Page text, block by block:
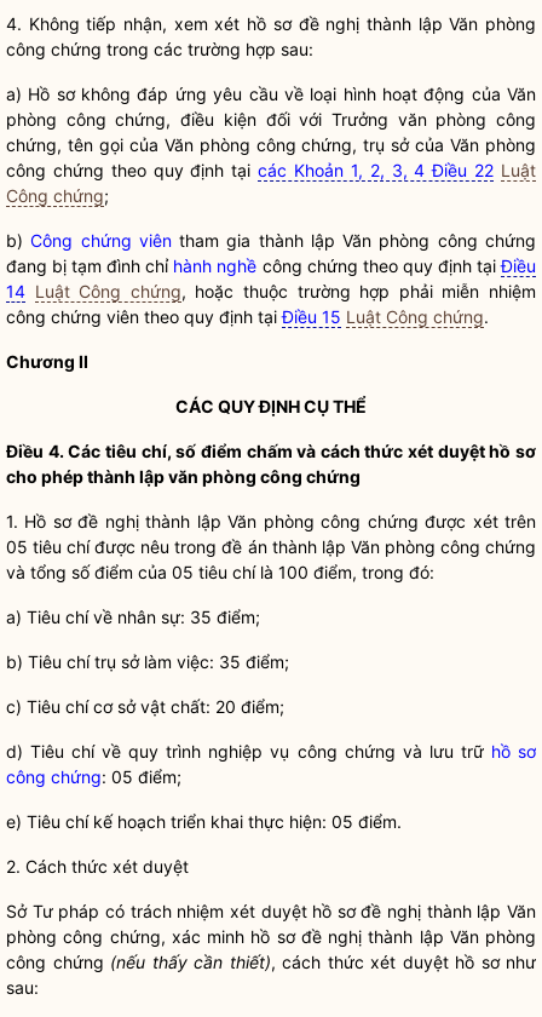
4. Không tiếp nhận, xem xét hồ sơ đề nghị thành lập Văn phòng
công chứng trong các trường hợp sau:
a) Hồ sơ không đáp ứng yêu cầu về loại hình hoạt động của Văn
phòng công chứng, điều kiện đối với Trưởng văn phòngcông
chứng, tên gọi của Văn phòng công chứng, trụ sở của Văn phòng
công chứng theo quy định tạicác Khoản 1, 2, 3, 4 Điều 22 Luật
Công chứng;
b)Công chứng viêntham gia thành lập Văn phòng công chứng
đang bị tạm đình chỉ hành nghề công chứng theo quy định tạiĐiều
14 Luật Công chứng, hoặc thuộc trường hợp phải miễn nhiệm
công chứng viên theo quy định tạiĐiều 15 Luật Công chứng.
Chương II
CÁC QUY ĐỊNH CỤ THỂ
Điều 4. Các tiêu chí, số điểm chấm và cách thức xét duyệt hồ sơ
cho phép thành lập văn phòng công chứng
1. Hồ sơ đề nghị thành lập Văn phòngcông chứng được xét trên
05 tiêu chí được nêu trong đề án thành lập Văn phòng công chứng
và tổng số điểm của 05 tiêu chí là 100 điểm, trong đó:
a) Tiêu chí về nhân sự: 35 điểm;
b) Tiêu chí trụ sở làm việc: 35 điểm;
c) Tiêu chí cơ sở vật chất: 20 điểm;
d) Tiêu chí về quy trình nghiệp vụ công chứng và lưu trữ hồ sơ
công chứng: 05 điểm;
e) Tiêu chí kế hoạch triển khai thực hiện: 05 điểm.
2. Cách thức xét duyệt
Sở Tư pháp có trách nhiệm xét duyệt hồ sơ đề nghị thành lập Văn
phòngcông chứng, xác minh hồ sơ đề nghị thành lập Văn phòng
công chứng (nếu thấy cần thiết), cách thức xét duyệt hồ sơ như
sau: